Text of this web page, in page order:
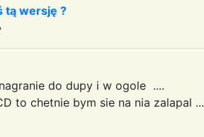
tą wersję ?
do dupy i w ogole ....
to chetnie bym sie na nia zalapal ...